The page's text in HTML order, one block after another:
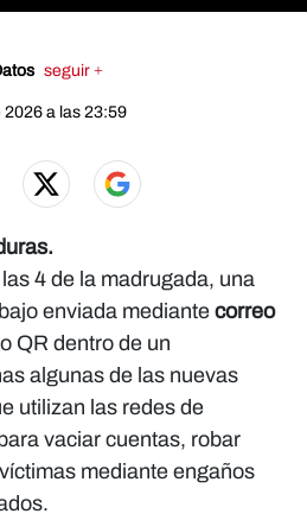
seguir +
a las 23:59
4 de la madrugada, una
enviada mediante correo
QR dentro de un
algunas de las nuevas
utilizan las redes de
vaciar cuentas, robar
mediante engaños